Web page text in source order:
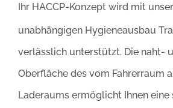
Ihr HACCP-Konzept wird mit
unabhängigen Hygieneausbau
verlässlich unterstützt. Die naht-
Oberfläche des vom Fahrerraum
Laderaums ermöglicht Ihnen eine